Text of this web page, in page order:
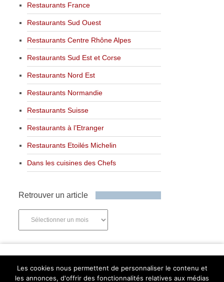
Restaurants France
Restaurants Sud Ouest
Restaurants Centre Rhône Alpes
Restaurants Sud Est et Corse
Restaurants Nord Est
Restaurants Normandie
Restaurants Suisse
Restaurants à l’Etranger
Restaurants Etoilés Michelin
Dans les cuisines des Chefs
Retrouver un article
Les cookies nous permettent de personnaliser le contenu et
les annonces, d'offrir des fonctionnalités relatives aux médias